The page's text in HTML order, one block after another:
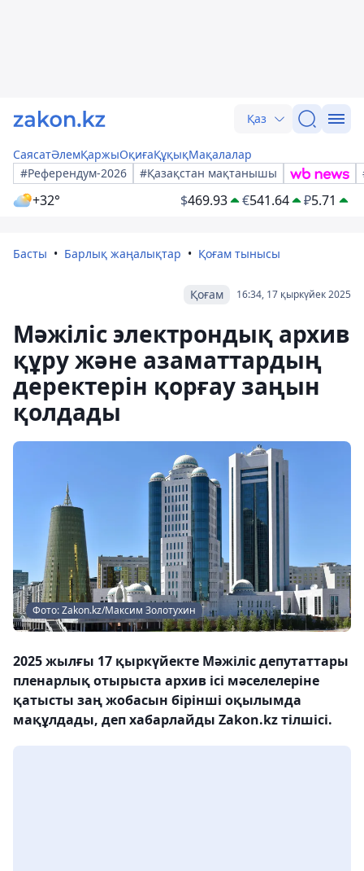
Қаз
СаясатӘлемҚаржыОқиғаҚұқықМақалалар
#Референдум-2026
#Қазақстан мақтанышы
+32° $469.93 €541.64 ₽5.71
Басты Барлық жаңалықтар Қоғам тынысы
16:34, 17 қыркүйек 2025
Қоғам
Мәжіліс электрондық архив
құру және азаматтардың
деректерін қорғау заңын
қолдады
Фото: Zakon.kz/Максим Золотухин
2025 жылғы 17 қыркүйекте Мәжіліс депутаттары
пленарлық отырыста архив ісі мәселелеріне
қатысты заң жобасын бірінші оқылымда
мақұлдады, деп хабарлайды Zakon.kz тілшісі.